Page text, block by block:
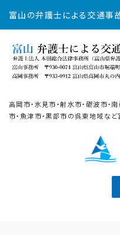
高岡市・氷見市・射水市・砺波市・
市・魚津市・黒部市の呉東地域な